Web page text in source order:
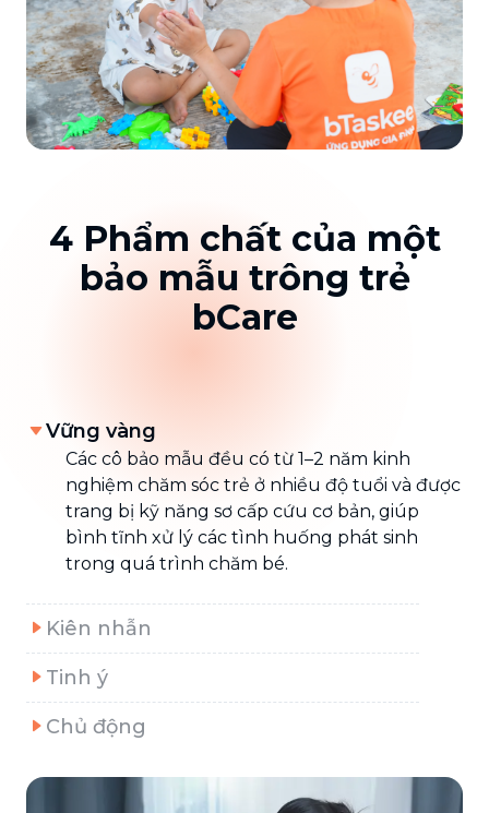
4 Phẩm chất của một
bảo mẫu trông trẻ
bCare
Vững vàng
Các cô bảo mẫu đều có từ 1–2 năm kinh
nghiệm chăm sóc trẻ ở nhiều độ tuổi và được
trang bị kỹ năng sơ cấp cứu cơ bản, giúp
bình tĩnh xử lý các tình huống phát sinh
trong quá trình chăm bé.
Kiên nhẫn
Tinh ý
Chủ động